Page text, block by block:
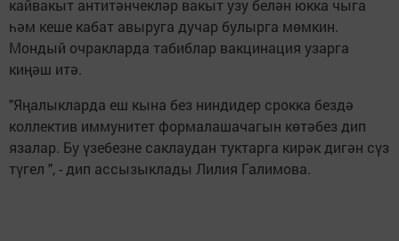
кайвакыт антитәнчекләр вакыт узу белән юкка чыга
һәм кеше кабат авыруга дучар булырга мөмкин.
Мондый очракларда табиблар вакцинация узарга
киңәш итә.
"Яңалыкларда еш кына без ниндидер срокка бездә
коллектив иммунитет формалашачагын көтәбез дип
язалар. Бу үзебезне саклаудан туктарга кирәк дигән сүз
түгел ", - дип ассызыклады Лилия Галимова.